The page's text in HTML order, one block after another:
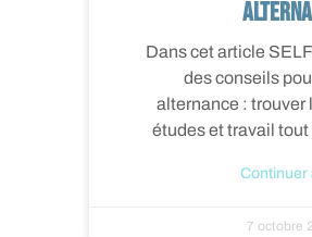
Dans cet article
des conseils
alternance : trouver
études et travail
Continuer
7 octobre